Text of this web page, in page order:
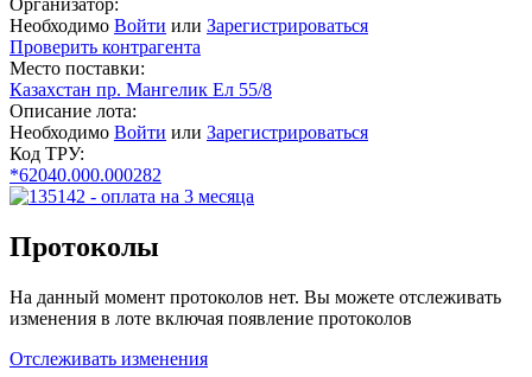
Организатор:
Необходимо Войти или Зарегистрироваться
Проверить контрагента
Место поставки:
Казахстан пр. Мангелик Ел 55/8
Описание лота:
Необходимо Войти или Зарегистрироваться
Код ТРУ:
*62040.000.000282
Протоколы
На данный момент протоколов нет. Вы можете отслеживать
изменения в лоте включая появление протоколов
Отслеживать изменения